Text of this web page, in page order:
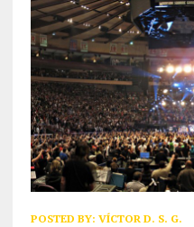
POSTED BY: VÍCTOR D. S. G.